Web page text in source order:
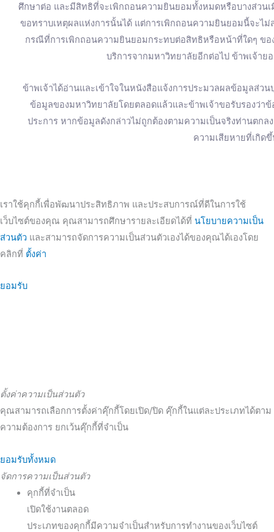
ศึกษาต่อ และมีสิทธิที่จะเพิกถอนความยินยอมทั้งหมดหรือบางส่วน
ขอทราบเหตุผลแห่งการนั้นได้ แต่การเพิกถอนความยินยอมนี้จะไ
กรณีที่การเพิกถอนความยินยอมกระทบต่อสิทธิหรือหน้าที่ใดๆ ขอ
บริการจากมหาวิทยาลัยอีกต่อไป ข้าพเจ้า
ข้าพเจ้าได้อ่านและเข้าใจในหนังสือแจ้งการประมวลผลข้อมูลส่
ข้อมูลของมหาวิทยาลัยโดยตลอดแล้วและข้าพเจ้าขอรับรองว่า
ประการ หากข้อมูลดังกล่าวไม่ถูกต้องตามความเป็นจริงท่านตก
ความเสียหายที่เกิด
เราใช้คุกกี้เพื่อพัฒนาประสิทธิภาพ และประสบการณ์ที่ดีในการใช้
เว็บไซต์ของคุณ คุณสามารถศึกษารายละเอียดได้ที่ นโยบายความเป็น
ส่วนตัว และสามารถจัดการความเป็นส่วนตัวเองได้ของคุณได้เองโดย
คลิกที่ ตั้งค่า
ยอมรับ
ตั้งค่าความเป็นส่วนตัว
คุณสามารถเลือกการตั้งค่าคุ๊กกี้โดยเปิด/ปิด คุ๊กกี้ในแต่ละประเภทได้ตาม
ความต้องการ ยกเว้นคุ๊กกี้ที่จำเป็น
ยอมรับทั้งหมด
จัดการความเป็นส่วนตัว
คุกกี้ที่จำเป็น
เปิดใช้งานตลอด
ประเภทของคุกกี้มีความจำเป็นสำหรับการทำงานของเว็บไซต์